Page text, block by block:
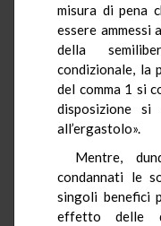
misura di pena
essere ammessi
della
condizionale, la
del comma 1 si
disposizione si
all’ergastolo».
Mentre,
condannati le
singoli benefici
effetto delle